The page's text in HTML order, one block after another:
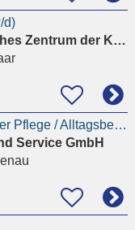
d)
kbo-Sozialpsychiatrisches Zentrum der Kliniken des Bezirks Oberbayern gemeinnüt
Stationshilfe / Helfer in der Pflege / Alltagsbegleiter (m/w/d) - Eichenau
Service GmbH